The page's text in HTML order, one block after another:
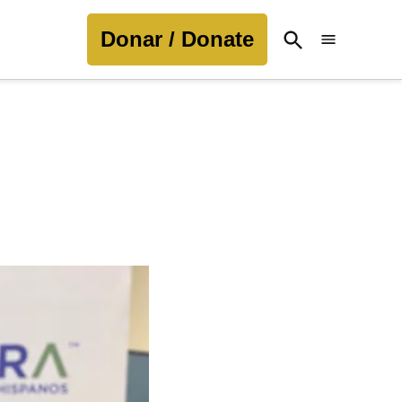
Donar / Donate
Open
Search